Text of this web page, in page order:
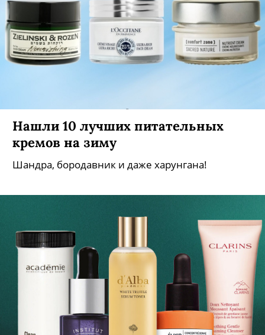
Нашли 10 лучших питательных
кремов на зиму
Шандра, бородавник и даже харунгана!